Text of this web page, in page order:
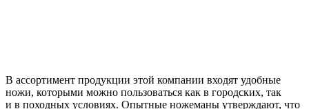
В ассортимент продукции этой компании входят удобные
ножи, которыми можно пользоваться как в городских, так
и в походных условиях. Опытные ножеманы утверждают, что